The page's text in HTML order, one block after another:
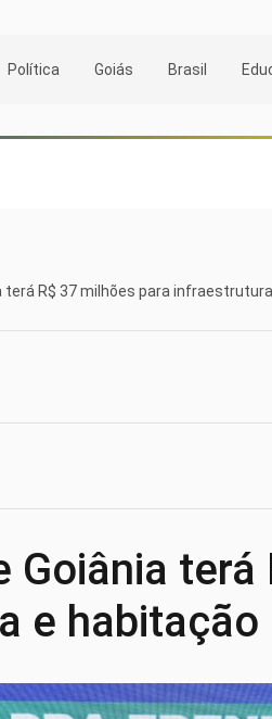
Política Goiás Brasil
terá R$ 37 milhões para
Goiânia
e habitação